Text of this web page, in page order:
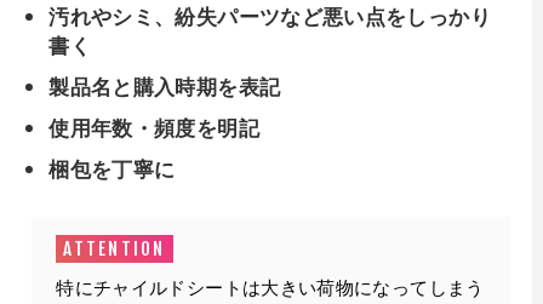
汚れやシミ、紛失パーツなど悪い点をしっかり
書く
製品名と購入時期を表記
使用年数・頻度を明記
梱包を丁寧に
特にチャイルドシートは大きい荷物になってしまう